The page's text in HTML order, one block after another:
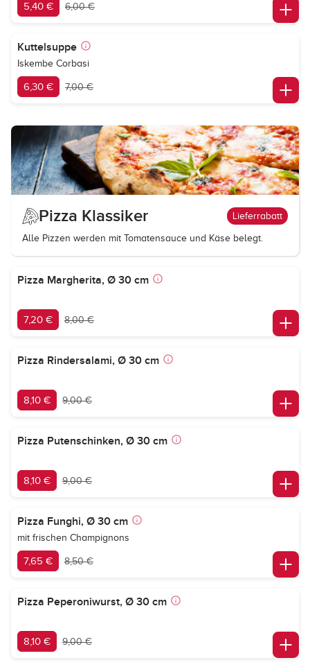
5,40 € 6,00 €
Kuttelsuppe
Iskembe Corbasi
6,30 € 7,00 €
Pizza Klassiker Lieferrabatt
Alle Pizzen werden mit Tomatensauce und Käse belegt.
Pizza Margherita, Ø 30 cm
7,20 € 8,00 €
Pizza Rindersalami, Ø 30 cm
8,10 € 9,00 €
Pizza Putenschinken, Ø 30 cm
8,10 € 9,00 €
Pizza Funghi, Ø 30 cm
mit frischen Champignons
7,65 € 8,50 €
Pizza Peperoniwurst, Ø 30 cm
8,10 € 9,00 €